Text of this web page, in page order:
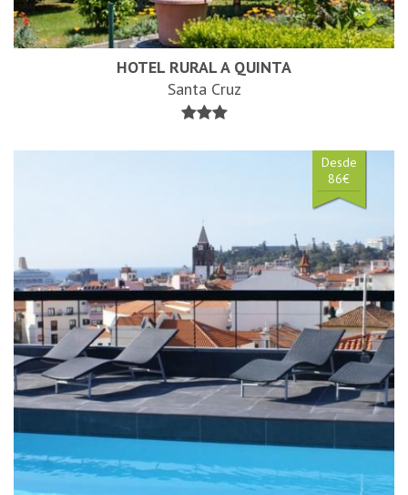
HOTEL RURAL A QUINTA
Santa Cruz
Desde
86€